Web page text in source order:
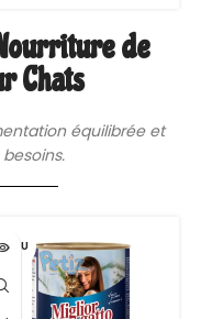
de
Chats
équilibrée et